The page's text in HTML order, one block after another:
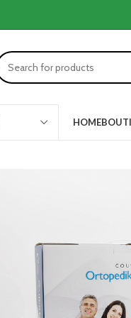
HOME